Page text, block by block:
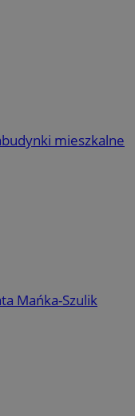
budynki mieszkalne
Mańka-Szulik